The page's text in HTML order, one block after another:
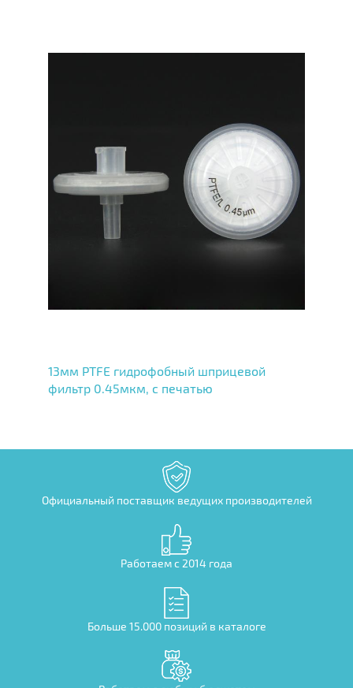
13мм PTFE гидрофобный шприцевой
фильтр 0.45мкм, с печатью
Официальный поставщик ведущих производителей
Работаем с 2014 года
Больше 15.000 позиций в каталоге